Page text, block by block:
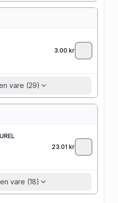
3.00 kr
vare (29)
23.01 kr
vare (18)